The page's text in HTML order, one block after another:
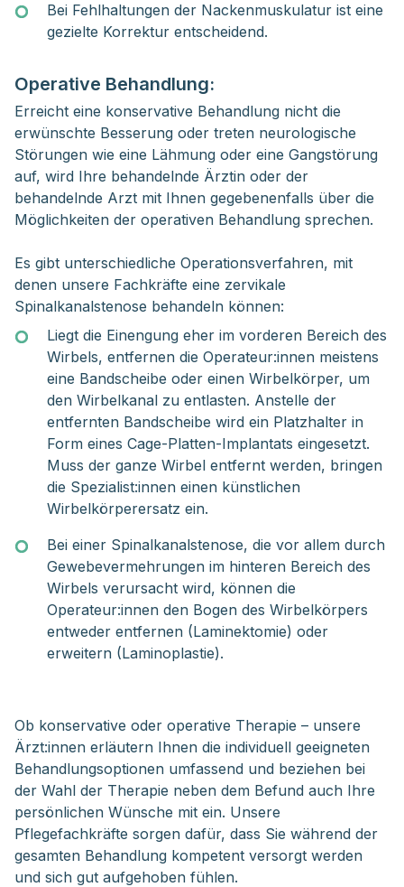
Bei Fehlhaltungen der Nackenmuskulatur ist eine
gezielte Korrektur entscheidend.
Operative Behandlung:
Erreicht eine konservative Behandlung nicht die
erwünschte Besserung oder treten neurologische
Störungen wie eine Lähmung oder eine Gangstörung
auf, wird Ihre behandelnde Ärztin oder der
behandelnde Arzt mit Ihnen gegebenenfalls über die
Möglichkeiten der operativen Behandlung sprechen.
Es gibt unterschiedliche Operationsverfahren, mit
denen unsere Fachkräfte eine zervikale
Spinalkanalstenose behandeln können:
Liegt die Einengung eher im vorderen Bereich des
Wirbels, entfernen die Operateur:innen meistens
eine Bandscheibe oder einen Wirbelkörper, um
den Wirbelkanal zu entlasten. Anstelle der
entfernten Bandscheibe wird ein Platzhalter in
Form eines Cage-Platten-Implantats eingesetzt.
Muss der ganze Wirbel entfernt werden, bringen
die Spezialist:innen einen künstlichen
Wirbelkörperersatz ein.
Bei einer Spinalkanalstenose, die vor allem durch
Gewebevermehrungen im hinteren Bereich des
Wirbels verursacht wird, können die
Operateur:innen den Bogen des Wirbelkörpers
entweder entfernen (Laminektomie) oder
erweitern (Laminoplastie).
Ob konservative oder operative Therapie – unsere
Ärzt:innen erläutern Ihnen die individuell geeigneten
Behandlungsoptionen umfassend und beziehen bei
der Wahl der Therapie neben dem Befund auch Ihre
persönlichen Wünsche mit ein. Unsere
Pflegefachkräfte sorgen dafür, dass Sie während der
gesamten Behandlung kompetent versorgt werden
und sich gut aufgehoben fühlen.